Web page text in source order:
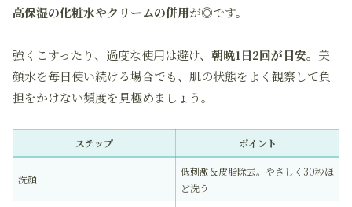
高保湿の化粧水やクリームの併用が◎です。
強くこすったり、過度な使用は避け、 朝晩1日2回が目安。美
顔水を毎日使い続ける場合でも、肌の状態をよく観察して負
担をかけない頻度を見極めましょう。
ステップ ポイント
洗顔
低刺激＆皮脂除去。やさしく30秒ほ
ど洗う